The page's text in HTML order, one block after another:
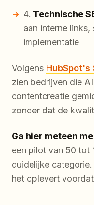
Technische
aan interne
implementatie
Volgens HubSpot's
zien bedrijven die
contentcreatie
zonder dat de
Ga hier meteen
een pilot van 50 tot
duidelijke
het oplevert